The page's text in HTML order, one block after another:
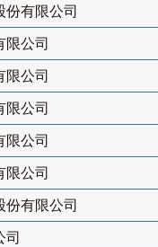
份有限公司
限公司
限公司
限公司
限公司
限公司
份有限公司
司